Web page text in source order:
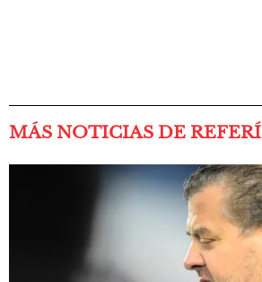
MÁS NOTICIAS DE REFERÍ